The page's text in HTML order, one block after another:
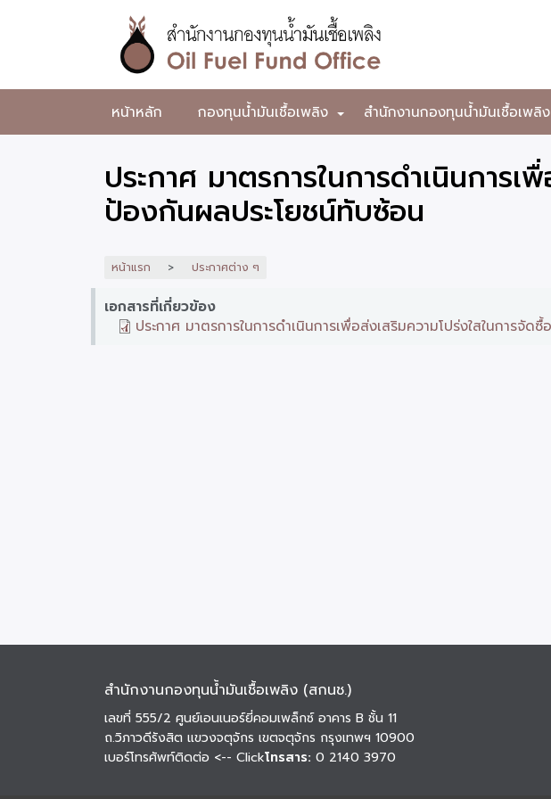
หลัก
สำนักงาน
กองทุน
น้ำมัน
เชื้อ
หน้าหลัก +
กองทุนน้ำมันเชื้อเพลิง สำนักงานกองทุนน้ำมันเชื้อเพลิง
ประกาศ มาตรการในการดำเนินการ
ป้องกันผลประโยชน์ทับซ้อน
หน้าแรก ประกาศต่าง ๆ
เอกสารที่เกี่ยวข้อง
ประกาศ มาตรการในการดำเนินการเพื่อส่งเสริมความโปร่งใสในการจั
สำนักงานกองทุนน้ำมันเชื้อเพลิง (สกนช.)
เลขที่ 555/2 ศูนย์เอนเนอร์ยี่คอมเพล็กซ์ อาคาร B ชั้น 11
ถ.วิภาวดีรังสิต แขวงจตุจักร เขตจตุจักร กรุงเทพฯ 10900
เบอร์โทรศัพท์ติดต่อ <-- Clickโทรสาร: 0 2140 3970